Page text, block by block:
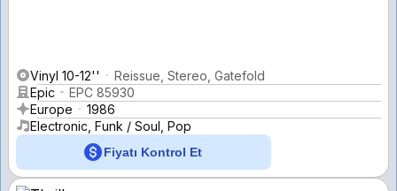
Vinyl 10-12''
Reissue, Stereo, Gatefold
Epic
EPC 85930
Europe
1986
Electronic, Funk / Soul, Pop
Fiyatı Kontrol Et